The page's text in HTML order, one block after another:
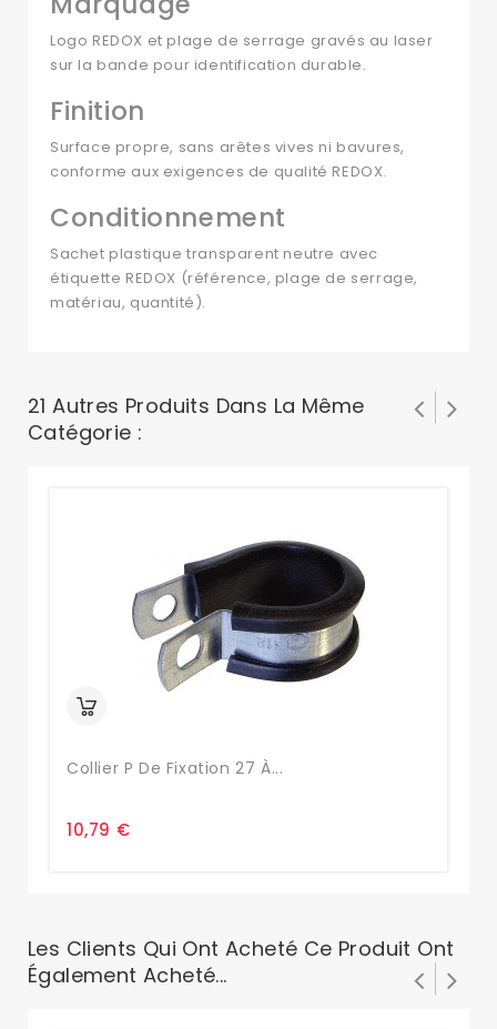
Logo REDOX et plage de serrage gravés au laser
sur la bande pour identification durable.
Finition
Surface propre, sans arêtes vives ni bavures,
conforme aux exigences de qualité REDOX.
Conditionnement
Sachet plastique transparent neutre avec
étiquette REDOX (référence, plage de serrage,
matériau, quantité).
21 Autres Produits Dans La Même
Catégorie :
Collier P De Fixation 27 À...
10,79 €
Les Clients Qui Ont Acheté Ce Produit Ont
Également Acheté...